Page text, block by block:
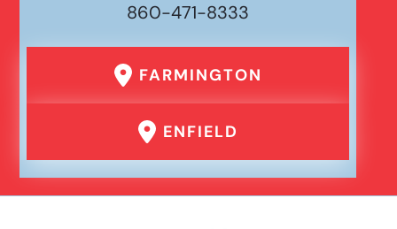
860-471-8333
FARMINGTON
ENFIELD